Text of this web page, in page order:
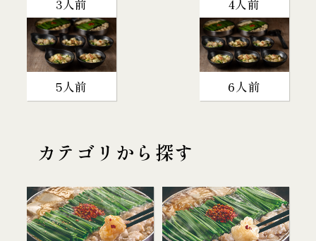
3人前 4人前
5人前 6人前
カテゴリから探す